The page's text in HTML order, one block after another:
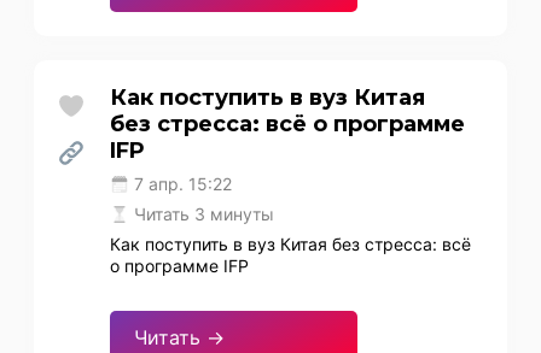
Как поступить в вуз Китая
без стресса: всё о программе
IFP
7 апр. 15:22
Читать 3 минуты
Как поступить в вуз Китая без стресса: всё
о программе IFP
Читать →